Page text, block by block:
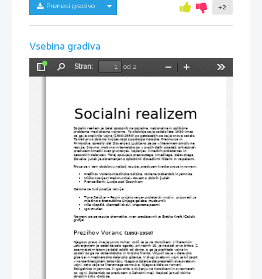
Prenesi gradivo Skrij/prikaži meni +2
Vsebina gradiva
Preklopi
Stran:
od 2
Pomanjšaj
Socialni realizem
Socialni realiem je želel opozoriti na socialne, nacionalne in politične
probleme med obema vojnama. To obdobje se je začelo leta 1930 vmes
pa ga je prekinila vojna (1940-1950) po petdesetih pa se je znova začelo.
Tokrat prvič dobimo književnost s področja Koroške, Prekmurja in
Primorske, osrednji del Slovenije z Ljubljano pa se v literarnem smislu ne
razvije. Snovno, motivno in tematsko so v svojih delih pisatelji prikazovali
predvsem kmečki svet gruntarjev, kajžarjev, kmečkih proletarcev in
sezonskih delavcev. Torej opisujejo preprostega, kmečkega, delavskega
človeka, junak je obremenjen s splošnimi človeškimi hibami in napakami.
Proza se v tem obdobnju najbolj razvije, predvsem kratka proza in romani:

Prežihov Voranc-mladinske Solzice, romana Doberdob in Jamnica

Miško Kranjec (Prekmurska)- Povest o dobrih ljudeh

France Bevk- Ljudje pod Osojnikom
Deloma se tudi poezija razvije:

Tone Seliškar – Pesmi pričakovanja- proletarski motivi, pripovedi za
mladino z Bratovščina Sinjega galeba, Hudournik

Mile Klopčič- Plamteči okovi, Preproste pesmi,

Igo Gruden
Najmanj pa se razvije dramatika, njen predstavnik je Bratko Kreft (Celjski
grofje).
Prezihov Voranc (1893-1950)
Njegovo pravo ime je Lovro Kuhar, rodil se je na Koroškem, z literarnim
ustvarjanjem je začel že zelo zgodaj, pri rosnih 16. je napisal prvo črtico. Z
osemnajstim letom je želel odditi od doma, a ga je prehitela vojna in
poslali so ga na doberdobsko in tirolsko fronto. Vključil se je v delavsko
gibanje in mednarodno delavsko gibanje. V drugi svetovni vojni je bil zaprt
v koncentracijskem taborišču. Njegovo šolanje sta preprečili dve svetovni
vojni, zato velja za literarnega samouka. Njegova dela so romani
Požigalnica in Jamnica, ki govorita o življenju na Koroškem in o razmerah
po vojni, Doberdob pa predvsem o Zahodni meji. Napisal je tudi zbirko
otroških črtic –Solzice.